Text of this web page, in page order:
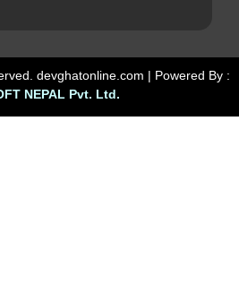
devghatonline.com | Powered By :
NEPAL Pvt. Ltd.